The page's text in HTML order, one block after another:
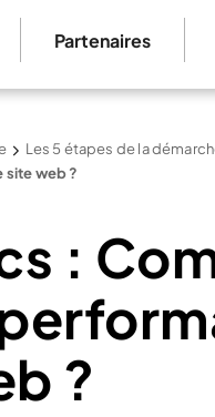
Partenaires
Les 5 étapes de la
site web ?
:
?